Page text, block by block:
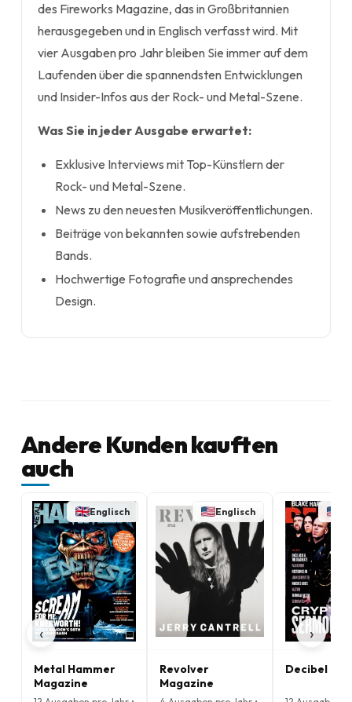
des Fireworks Magazine, das in Großbritannien
herausgegeben und in Englisch verfasst wird. Mit
vier Ausgaben pro Jahr bleiben Sie immer auf dem
Laufenden über die spannendsten Entwicklungen
und Insider-Infos aus der Rock- und Metal-Szene.
Was Sie in jeder Ausgabe erwartet:
Exklusive Interviews mit Top-Künstlern der
Rock- und Metal-Szene.
News zu den neuesten Musikveröffentlichungen.
Beiträge von bekannten sowie aufstrebenden
Bands.
Hochwertige Fotografie und ansprechendes
Design.
Andere Kunden kauften
auch
‹
Englisch
Metal Hammer
Magazine
Englisch
Revolver
Magazine
Decibel
›